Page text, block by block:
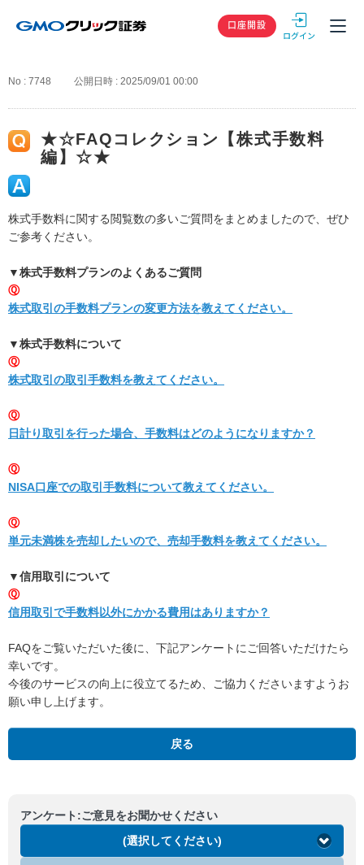
GMOクリック
口座開設
No : 7748 公開日時 : 2025/09/01 00:00
★☆FAQコレクション【株式手数料
編】☆★
株式手数料に関する閲覧数の多いご質問をまとめましたので、ぜひ
ご参考ください。
▼株式手数料プランのよくあるご質問
Ⓠ
株式取引の手数料プランの変更方法を教えてください。
▼株式手数料について
Ⓠ
株式取引の取引手数料を教えてください。
Ⓠ
日計り取引を行った場合、手数料はどのようになりますか？
Ⓠ
NISA口座での取引手数料について教えてください。
Ⓠ
単元未満株を売却したいので、売却手数料を教えてください。
▼信用取引について
Ⓠ
信用取引で手数料以外にかかる費用はありますか？
FAQをご覧いただいた後に、下記アンケートにご回答いただけたら
幸いです。
今後のサービスの向上に役立てるため、ご協力くださいますようお
願い申し上げます。
戻る
アンケート:ご意見をお聞かせください
(選択してください)